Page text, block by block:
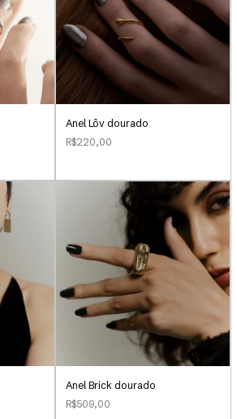
Anel Lôv dourado
R$220,00
Anel Brick dourado
R$509,00